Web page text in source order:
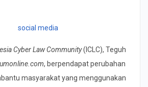
Cyber Law Community(ICLC), Teguh
, berpendapat perubahan
masyarakat yang menggunakan